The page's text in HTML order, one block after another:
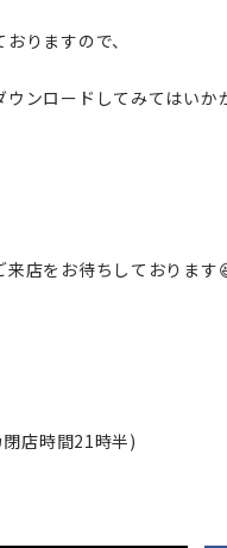
りますので、
ウンロードしてみてはいか
来店をお待ちしておりま
店時間21時半)